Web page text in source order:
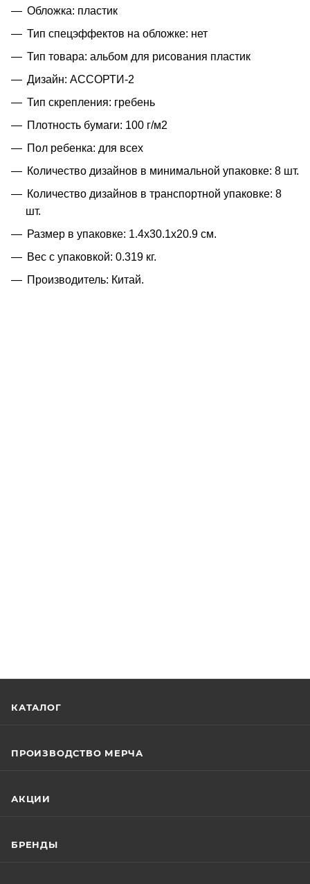
Обложка: пластик
Тип спецэффектов на обложке: нет
Тип товара: альбом для рисования пластик
Дизайн: АССОРТИ-2
Тип скрепления: гребень
Плотность бумаги: 100 г/м2
Пол ребенка: для всех
Количество дизайнов в минимальной упаковке: 8 шт.
Количество дизайнов в транспортной упаковке: 8
шт.
Размер в упаковке: 1.4x30.1x20.9 см.
Вес с упаковкой: 0.319 кг.
Производитель: Китай.
КАТАЛОГ
ПРОИЗВОДСТВО МЕРЧА
АКЦИИ
БРЕНДЫ